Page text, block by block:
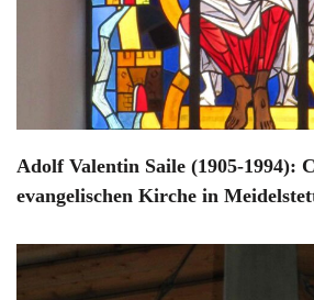
Adolf Valentin Saile (1905-1994):
evangelischen Kirche in